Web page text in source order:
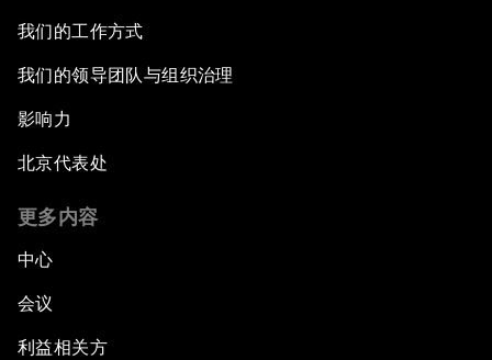
我们的工作方式
我们的领导团队与组织治理
影响力
北京代表处
更多内容
中心
会议
利益相关方